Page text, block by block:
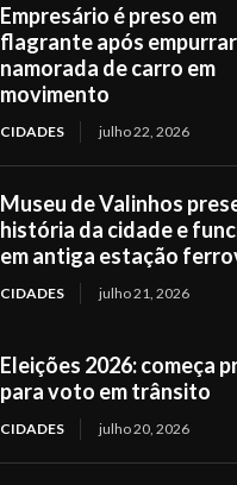
Empresário é preso em
flagrante após empurrar
namorada de carro em
movimento
CIDADES julho 22, 2026
Museu de Valinhos
história da cidade e
em antiga estação
CIDADES julho 21, 2026
Eleições 2026: começa
para voto em trânsito
CIDADES julho 20, 2026